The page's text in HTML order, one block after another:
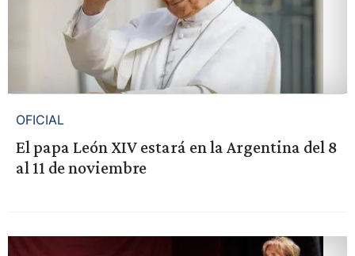
OFICIAL
El papa León XIV estará en la Argentina del 8
al 11 de noviembre